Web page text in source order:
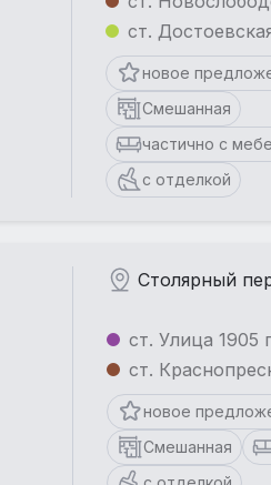
ст.
новое
Смешанная
частично с
с отделкой
Столярный
ст. Улица 1905
ст.
новое
Смешанная